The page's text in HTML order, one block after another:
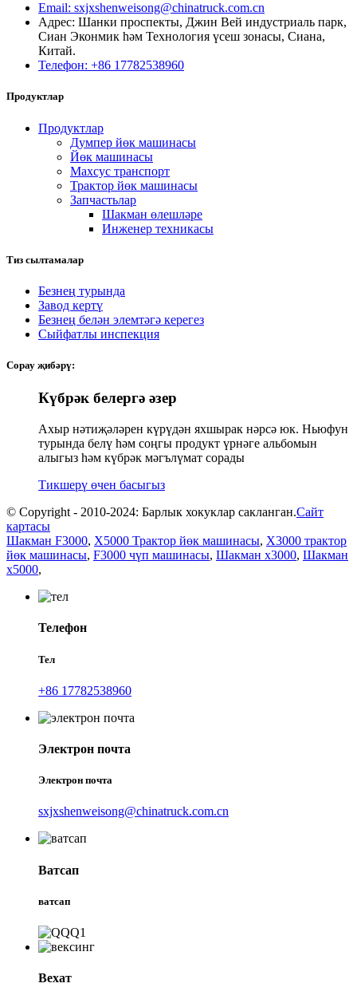
Email: sxjxshenweisong@chinatruck.com.cn
Адрес: Шанки проспекты, Джин Вей индустриаль парк,
Сиан Эконмик һәм Технология үсеш зонасы, Сиана,
Китай.
Телефон: +86 17782538960
Продуктлар
Продуктлар
Думпер йөк машинасы
Йөк машинасы
Махсус транспорт
Трактор йөк машинасы
Запчастьлар
Шакман өлешләре
Инженер техникасы
Тиз сылтамалар
Безнең турында
Завод кертү
Безнең белән элемтәгә керегез
Сыйфатлы инспекция
Сорау җибәрү:
Күбрәк белергә әзер
Ахыр нәтиҗәләрен күрүдән яхшырак нәрсә юк. Ньюфун
турында белү һәм соңгы продукт үрнәге альбомын
алыгыз һәм күбрәк мәгълүмат сорады
Тикшерү өчен басыгыз
© Copyright - 2010-2024: Барлык хокуклар сакланган.Сайт
картасы
Шакман F3000, X5000 Трактор йөк машинасы, X3000 трактор
йөк машинасы, F3000 чүп машинасы, Шакман x3000, Шакман
x5000,
Телефон
Тел
+86 17782538960
Электрон почта
Электрон почта
sxjxshenweisong@chinatruck.com.cn
Ватсап
ватсап
Вехат